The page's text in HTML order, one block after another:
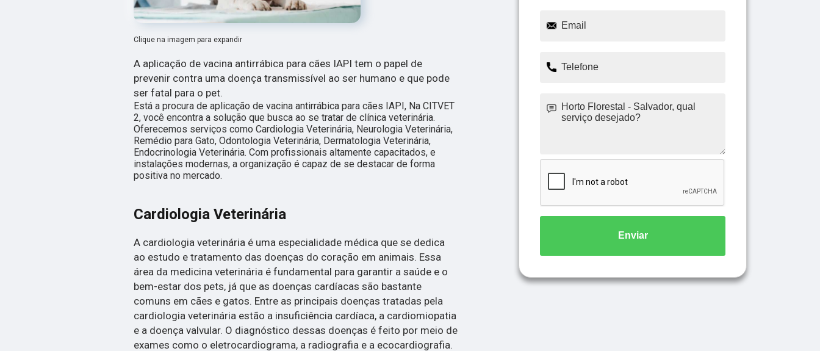
Clique na imagem para expandir
A aplicação de vacina antirrábica para cães IAPI tem o papel de
prevenir contra uma doença transmissível ao ser humano e que pode
ser fatal para o pet.
Está a procura de aplicação de vacina antirrábica para cães IAPI, Na CITVET
2, você encontra a solução que busca ao se tratar de clínica veterinária.
Oferecemos serviços como Cardiologia Veterinária, Neurologia Veterinária,
Remédio para Gato, Odontologia Veterinária, Dermatologia Veterinária,
Endocrinologia Veterinária. Com profissionais altamente capacitados, e
instalações modernas, a organização é capaz de se destacar de forma
positiva no mercado.
Cardiologia Veterinária
A cardiologia veterinária é uma especialidade médica que se dedica
ao estudo e tratamento das doenças do coração em animais. Essa
área da medicina veterinária é fundamental para garantir a saúde e o
bem-estar dos pets, já que as doenças cardíacas são bastante
comuns em cães e gatos. Entre as principais doenças tratadas pela
cardiologia veterinária estão a insuficiência cardíaca, a cardiomiopatia
e a doença valvular. O diagnóstico dessas doenças é feito por meio de
exames como o eletrocardiograma, a radiografia e a ecocardiografia.
Enviar